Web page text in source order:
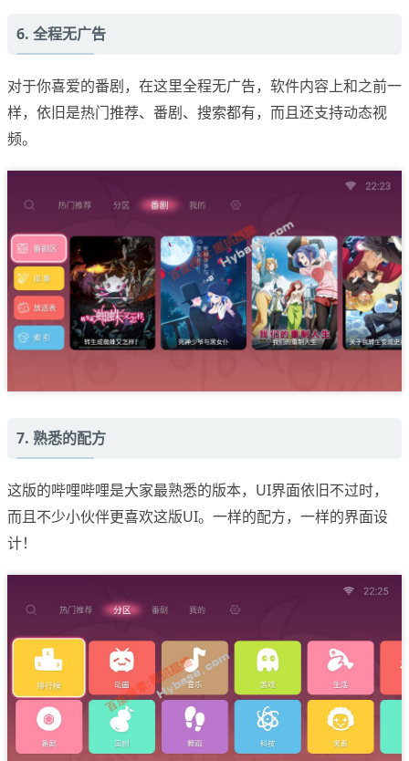
6. 全程无广告
对于你喜爱的番剧，在这里全程无广告，软件内容上和之前一
样，依旧是热门推荐、番剧、搜索都有，而且还支持动态视
频。
7. 熟悉的配方
这版的哔哩哔哩是大家最熟悉的版本，UI界面依旧不过时，
而且不少小伙伴更喜欢这版UI。一样的配方，一样的界面设
计！